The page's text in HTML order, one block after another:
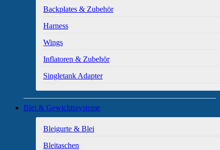
Backplates & Zubehör
Harness
Wings
Inflatoren & Zubehör
Singletank Adapter
Blei & Gewichtssysteme
Bleigurte & Blei
Bleitaschen